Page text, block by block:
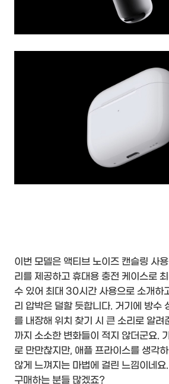
이번 모델은 액티브 노이즈 캔슬링 사
리를 제공하고 휴대용 충전 케이스로
수 있어 최대 30시간 사용으로 소개하
리 압박은 덜할 듯합니다. 거기에 방수
를 내장해 위치 찾기 시 큰 소리로 알려
까지 소소한 변화들이 적지 않더군요
로 만만찮지만, 애플 프라이스를 생각
않게 느껴지는 마법에 걸린 느낌이네요
구매하는 분들 많겠죠?